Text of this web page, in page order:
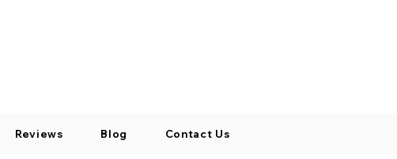
Reviews Blog Contact Us